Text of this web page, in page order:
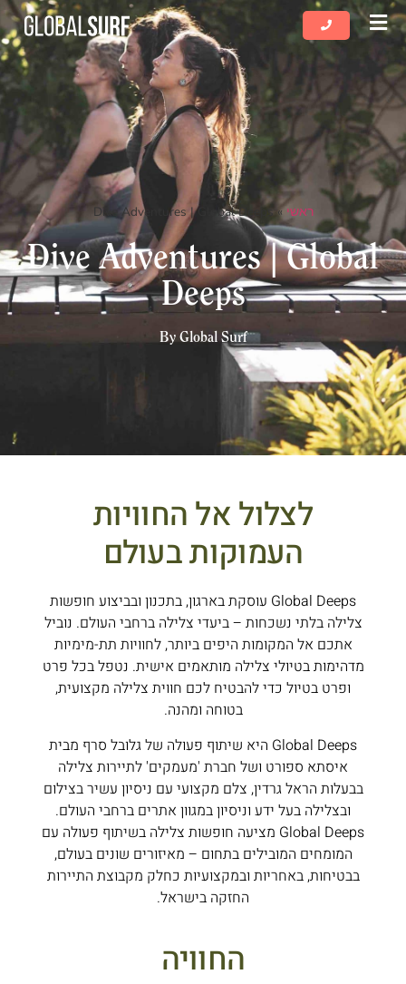
שִׂים
לֵב:
בְּאֲתָר
זֶה
מֻפְעֶלֶת
מַעֲרֶכֶת
נָגִישׁ
בִּקְלִיק
הַמְּסַיַּעַת
לִנְגִישׁוּת
הָאֲתָר.
ראשי»
Dive Adventures | Global Deeps
Dive Adventures | Global
Deeps
By Global Surf
לצלול אל החוויות
העמוקות בעולם
Global Deeps עוסקת בארגון, בתכנון ובביצוע חופשות
צלילה בלתי נשכחות – ביעדי צלילה ברחבי העולם. נוביל
אתכם אל המקומות היפים ביותר, לחוויות תת-מימיות
מדהימות בטיולי צלילה מותאמים אישית. נטפל בכל פרט
ופרט בטיול כדי להבטיח לכם חווית צלילה מקצועית,
בטוחה ומהנה.
Global Deeps היא שיתוף פעולה של גלובל סרף מבית
איסתא ספורט ושל חברת 'מעמקים' לתיירות צלילה
בבעלות הראל גרדין, צלם מקצועי עם ניסיון עשיר בצילום
ובצלילה בעל ידע וניסיון במגוון אתרים ברחבי העולם.
Global Deeps מציעה חופשות צלילה בשיתוף פעולה עם
המומחים המובילים בתחום – מאיזורים שונים בעולם,
בבטיחות, באחריות ובמקצועיות כחלק מקבוצת התיירות
החזקה בישראל.
החוויה